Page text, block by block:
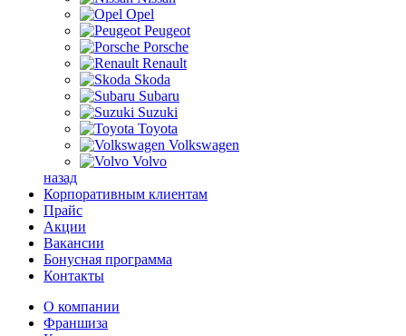
Opel
Peugeot
Porsche
Renault
Skoda
Subaru
Suzuki
Toyota
Volkswagen
Volvo
назад
Корпоративным клиентам
Прайс
Акции
Вакансии
Бонусная программа
Контакты
О компании
Франшиза